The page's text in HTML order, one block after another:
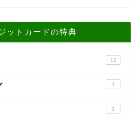
ットカードの特典
13
1
1